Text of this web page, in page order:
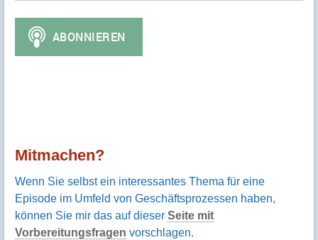
Mitmachen?
Wenn Sie selbst ein interessantes Thema für eine
Episode im Umfeld von Geschäftsprozessen haben,
können Sie mir das auf dieser Seite mit
Vorbereitungsfragen vorschlagen.